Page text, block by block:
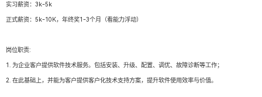
实习薪资：3k-5k
正式薪资：5k-10K，年终奖1-3个月（看能力浮动）
岗位职责:
1. 为企业客户提供软件技术服务。包括安装、升级、配置、调优、故障诊断等工作；
2. 在此基础上，并能为客户提供客户化技术支持方案，提升软件使用效率与价值。